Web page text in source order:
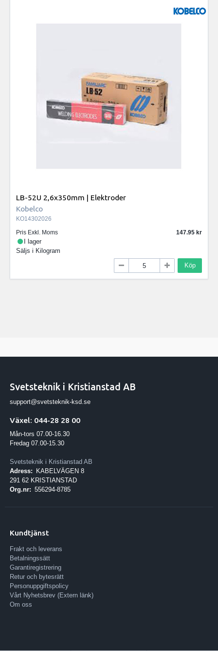
LB-52U 2,6x350mm | Elektroder
Kobelco
KO14302026
Pris Exkl. Moms
147.95
I lager
Säljs i Kilogram
Köp
Svetsteknik i Kristianstad AB
support@svetsteknik-ksd.se
Växel: 044-28 28 00
Mån-tors 07.00-16.30
Fredag 07.00-15.30
Svetsteknik i Kristianstad AB
Adress: KABELVÄGEN 8
291 62 KRISTIANSTAD
Org.nr: 556294-8785
Kundtjänst
Frakt och leverans
Betalningssätt
Garantiregistrering
Retur och bytesrätt
Personuppgiftspolicy
Vårt Nyhetsbrev (Extern länk)
Om oss